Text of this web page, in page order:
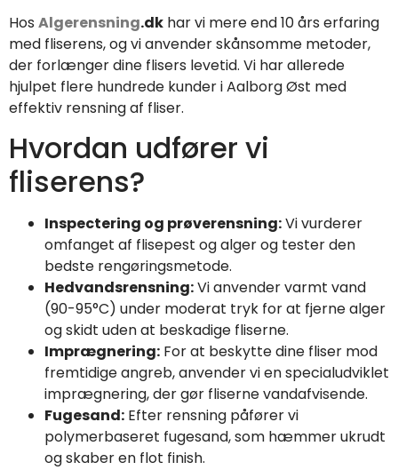
Hos Algerensning.dk har vi mere end 10 års erfaring
med fliserens, og vi anvender skånsomme metoder,
der forlænger dine flisers levetid. Vi har allerede
hjulpet flere hundrede kunder i Aalborg Øst med
effektiv rensning af fliser.
Hvordan udfører vi
fliserens?
Inspectering og prøverensning:Vi vurderer
omfanget af flisepest og alger og tester den
bedste rengøringsmetode.
Hedvandsrensning:Vi anvender varmt vand
(90-95°C) under moderat tryk for at fjerne alger
og skidt uden at beskadige fliserne.
Imprægnering: For at beskytte dine fliser mod
fremtidige angreb, anvender vi en specialudviklet
imprægnering, der gør fliserne vandafvisende.
Fugesand: Efter rensning påfører vi
polymerbaseret fugesand, som hæmmer ukrudt
og skaber en flot finish.